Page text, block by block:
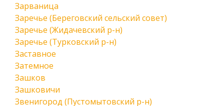
Зарваница
Заречье (Береговский сельский совет)
Заречье (Жидачевский р-н)
Заречье (Турковский р-н)
Заставное
Затемное
Зашков
Зашковичи
Звенигород (Пустомытовский р-н)